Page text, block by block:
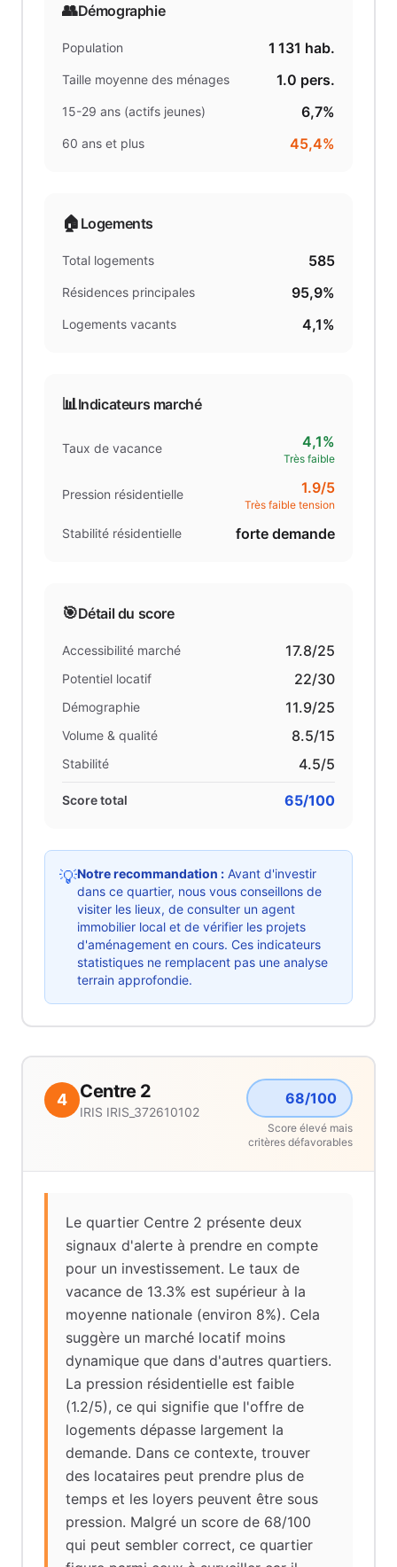
👥Démographie
Population 1 131 hab.
Taille moyenne des ménages 1.0 pers.
15-29 ans (actifs jeunes) 6,7%
60 ans et plus 45,4%
🏠 Logements
Total logements 585
Résidences principales 95,9%
Logements vacants 4,1%
📊Indicateurs marché
Taux de vacance 4,1%
Très faible
Pression résidentielle 1.9/5
Très faible tension
Stabilité résidentielle forte demande
🎯Détail du score
Accessibilité marché 17.8/25
Potentiel locatif 22/30
Démographie 11.9/25
Volume & qualité 8.5/15
Stabilité 4.5/5
Score total 65/100
💡Notre recommandation : Avant d'investir
dans ce quartier, nous vous conseillons de
visiter les lieux, de consulter un agent
immobilier local et de vérifier les projets
d'aménagement en cours. Ces indicateurs
statistiques ne remplacent pas une analyse
terrain approfondie.
4 Centre 2
IRIS IRIS_372610102
68/100
Score élevé mais
critères défavorables
Le quartier Centre 2 présente deux
signaux d'alerte à prendre en compte
pour un investissement. Le taux de
vacance de 13.3% est supérieur à la
moyenne nationale (environ 8%). Cela
suggère un marché locatif moins
dynamique que dans d'autres quartiers.
La pression résidentielle est faible
(1.2/5), ce qui signifie que l'offre de
logements dépasse largement la
demande. Dans ce contexte, trouver
des locataires peut prendre plus de
temps et les loyers peuvent être sous
pression. Malgré un score de 68/100
qui peut sembler correct, ce quartier